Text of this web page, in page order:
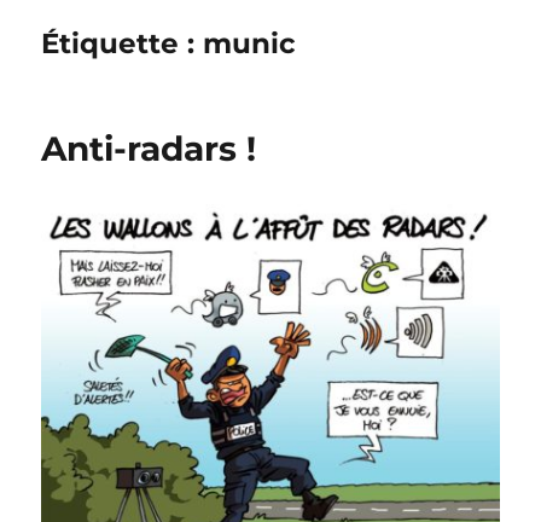
Étiquette : munic
Anti-radars !